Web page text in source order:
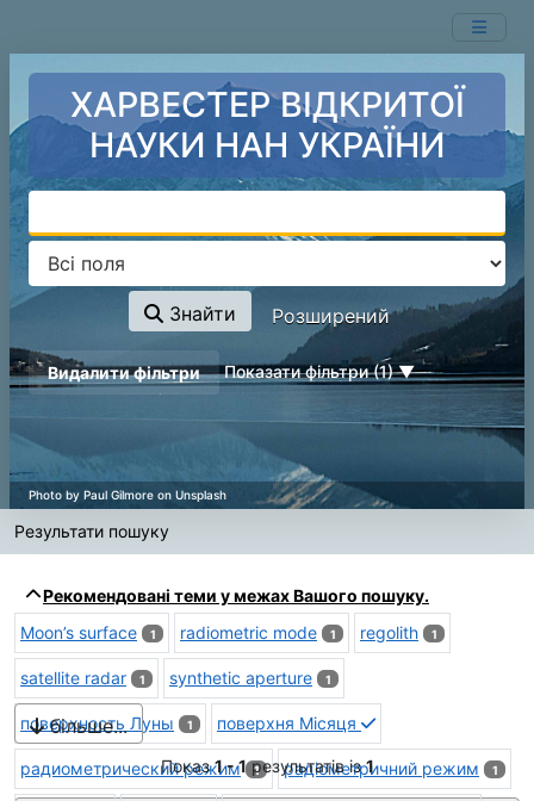
ХАРВЕСТЕР ВІДКРИТОЇ
НАУКИ НАН УКРАЇНИ
Знайти Розширений
page_reload_on_deselect_hint
Видалити фільтри Показати фільтри (1)
Результати пошуку
Рекомендовані теми у межах Вашого пошуку.
Moon’s surface
1 radiometric mode 1 regolith 1
satellite radar 1 synthetic aperture 1
поверхность Луны 1 поверхня Місяця
радиометрический режим 1 радіометричний режим 1
більше...
Показ1 - 1результатів із1